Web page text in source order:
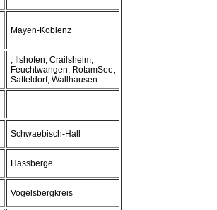
Mayen-Koblenz
, Ilshofen, Crailsheim,
Feuchtwangen, RotamSee,
Satteldorf, Wallhausen
Schwaebisch-Hall
Hassberge
Vogelsbergkreis